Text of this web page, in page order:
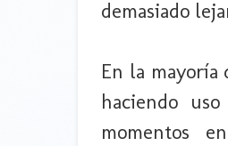
demasiado
En la mayoría
haciendo
momentos